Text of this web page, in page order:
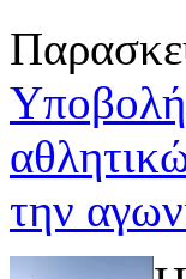
Υποβολή
την